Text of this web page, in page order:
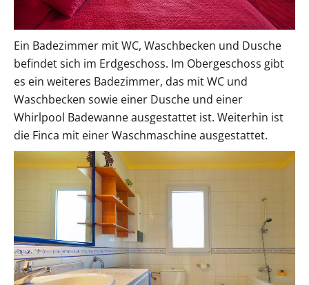
Ein Badezimmer mit WC, Waschbecken und Dusche
befindet sich im Erdgeschoss. Im Obergeschoss gibt
es ein weiteres Badezimmer, das mit WC und
Waschbecken sowie einer Dusche und einer
Whirlpool Badewanne ausgestattet ist. Weiterhin ist
die Finca mit einer Waschmaschine ausgestattet.